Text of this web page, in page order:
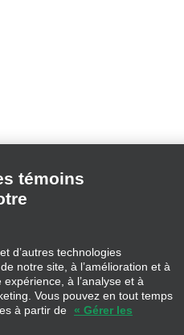
notre site, à l’amélioration et à
à l’analyse et à
Vous pouvez en tout
à partir de « Gérer les